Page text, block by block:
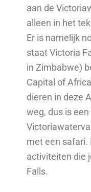
aan de
alleen in het
Er is namelijk
staat Victoria
in Zimbabwe)
Capital of
dieren in deze
weg, dus is
met een safari.
activiteiten die
Falls.